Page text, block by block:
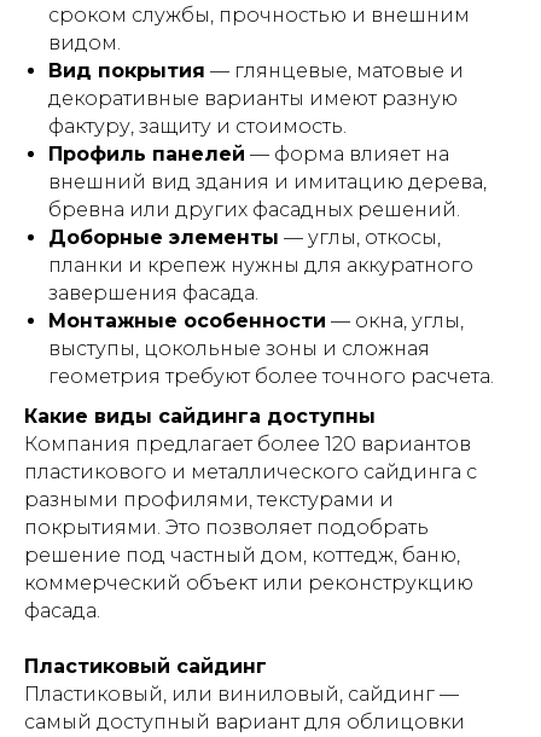
сроком службы, прочностью и внешним
видом.
Вид покрытия — глянцевые, матовые и
декоративные варианты имеют разную
фактуру, защиту и стоимость.
Профиль панелей — форма влияет на
внешний вид здания и имитацию дерева,
бревна или других фасадных решений.
Доборные элементы — углы, откосы,
планки и крепеж нужны для аккуратного
завершения фасада.
Монтажные особенности — окна, углы,
выступы, цокольные зоны и сложная
геометрия требуют более точного расчета.
Какие виды сайдинга доступны
Компания предлагает более 120 вариантов
пластикового и металлического сайдинга с
разными профилями, текстурами и
покрытиями. Это позволяет подобрать
решение под частный дом, коттедж, баню,
коммерческий объект или реконструкцию
фасада.
Пластиковый сайдинг
Пластиковый, или виниловый, сайдинг —
самый доступный вариант для облицовки